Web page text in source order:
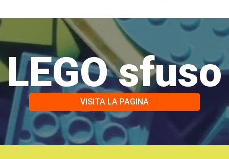
LEGO sfuso
VISITA LA PAGINA